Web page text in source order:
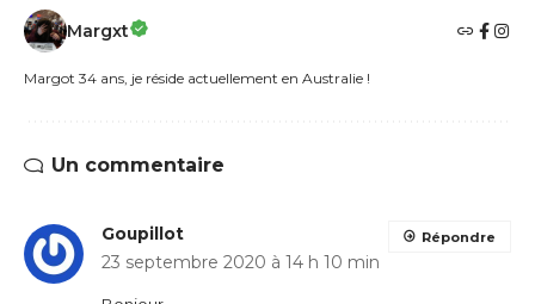
Margxt
Margot 34 ans, je réside actuellement en Australie !
Un commentaire
Goupillot
23 septembre 2020 à 14 h 10 min
Répondre